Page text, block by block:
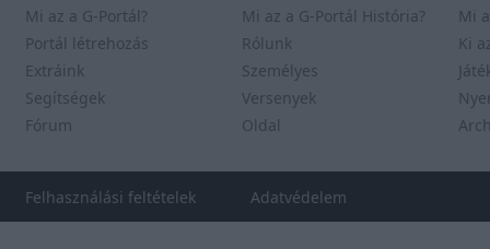
Mi az a G-Portál?
Portál létrehozás
Extráink
Segítségek
Fórum
Mi az a G-Portál História?
Rólunk
Személyes
Versenyek
Oldal
Mi
Ki
Felhasználási feltételek Adatvédelem